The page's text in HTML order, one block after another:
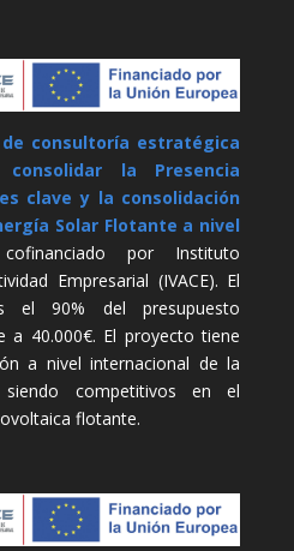
de consultoría estratégica
consolidar la Presencia
clave y la consolidación
Solar Flotante a nivel
por Instituto
Empresarial (IVACE). El
el 90% del presupuesto
a 40.000€. El proyecto tiene
a nivel internacional de la
competitivos en el
flotante.